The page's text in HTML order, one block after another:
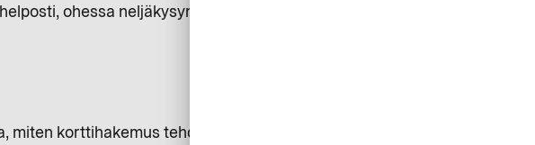
ohessa neljäkysymystä, joihin
korttihakemus tehdään. Kerro myös, mitä